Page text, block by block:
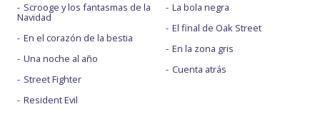
Scrooge y los fantasmas de la
Navidad
En el corazón de la bestia
Una noche al año
Street Fighter
Resident Evil
La bola negra
El final de Oak Street
En la zona gris
Cuenta atrás